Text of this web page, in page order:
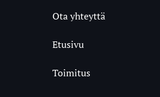
Ota yhteyttä
Etusivu
Toimitus